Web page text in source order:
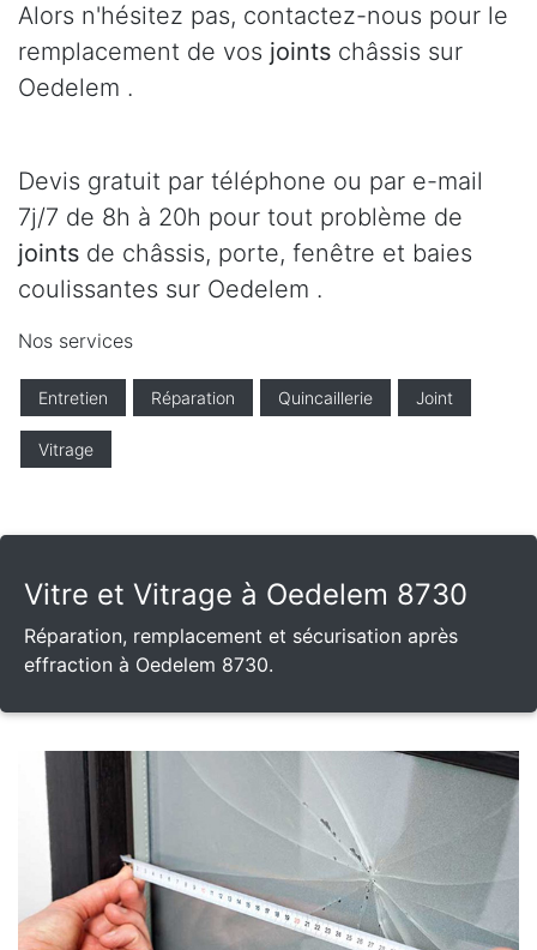
Alors n'hésitez pas, contactez-nous pour le
remplacement de vos joints châssis sur
Oedelem .
Devis gratuit par téléphone ou par e-mail
7j/7 de 8h à 20h pour tout problème de
joints de châssis, porte, fenêtre et baies
coulissantes sur Oedelem .
Nos services
Entretien Réparation Quincaillerie Joint
Vitrage
Vitre et Vitrage à Oedelem 8730
Réparation, remplacement et sécurisation après
effraction à Oedelem 8730.